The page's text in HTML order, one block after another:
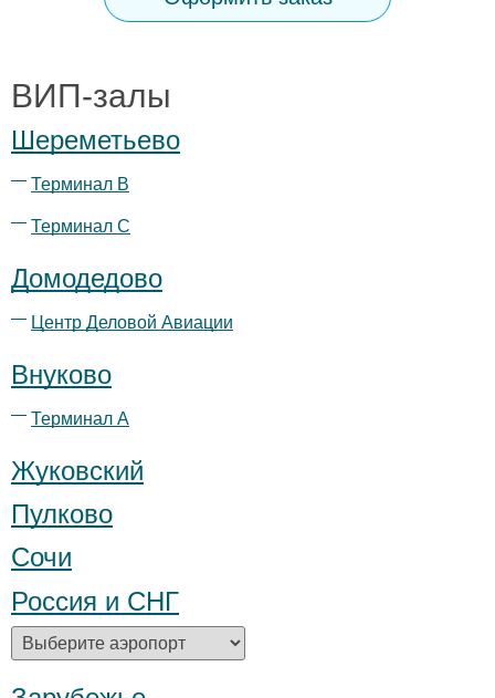
ВИП-залы
Шереметьево
Терминал B
Терминал С
Домодедово
Центр Деловой Авиации
Внуково
Терминал А
Жуковский
Пулково
Сочи
Россия и СНГ